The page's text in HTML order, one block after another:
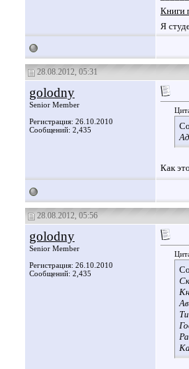
Книги
Я
28.08.2012, 05:31
golodny
Senior Member
Регистрация: 26.10.2010
Сообщений: 2,435
Как
28.08.2012, 05:56
golodny
Senior Member
Регистрация: 26.10.2010
Сообщений: 2,435